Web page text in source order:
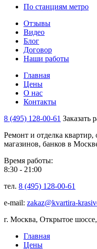
По станциям метро
Отзывы
Видео
Блог
Договор
Наши работы
Главная
Цены
О нас
Контакты
8 (495) 128-00-61 Заказать
Ремонт и отделка квартир,
магазинов, банков в
Время работы:
8:30 - 21:00
тел. 8 (495) 128-00-61
e-mail: zakaz@kvartira-
г. Москва, Открытое
Главная
Цены